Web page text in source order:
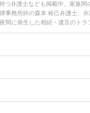
つ弁護士なども掲載中。家族間
事務所絆の森本 裕己弁護士、弁
間に発生した相続・遺言のトラ
談できる仙台市青葉区内の弁